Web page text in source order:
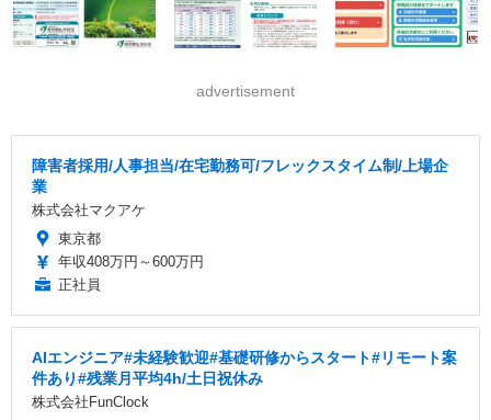
advertisement
障害者採用/人事担当/在宅勤務可/フレックスタイム制/上場企
業
株式会社マクアケ
東京都
年収408万円～600万円
正社員
AIエンジニア#未経験歓迎#基礎研修からスタート#リモート案
件あり#残業月平均4h/土日祝休み
株式会社FunClock